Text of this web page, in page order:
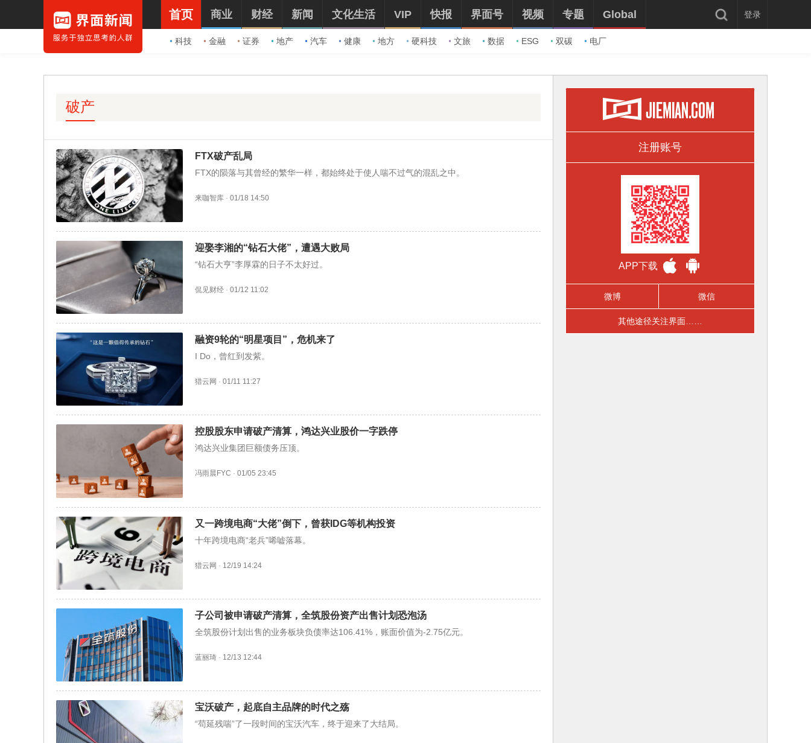
首页
科技 金融 证券 地产 汽车 健康 地方 硬科技 文旅 数据 ESG 双碳 电厂
商业 财经 新闻 文化生活 VIP 快报 界面号 视频 专题 Global 登录
破产
FTX破产乱局
FTX的陨落与其曾经的繁华一样，都始终处于使人喘不过气的混乱之中。
来咖智库 · 01/18 14:50
迎娶李湘的“钻石大佬”，遭遇大败局
“钻石大亨”李厚霖的日子不太好过。
侃见财经 · 01/12 11:02
融资9轮的“明星项目”，危机来了
I Do，曾红到发紫。
猎云网 · 01/11 11:27
控股股东申请破产清算，鸿达兴业股价一字跌停
鸿达兴业集团巨额债务压顶。
冯雨晨FYC · 01/05 23:45
又一跨境电商“大佬”倒下，曾获IDG等机构投资
十年跨境电商“老兵”唏嘘落幕。
猎云网 · 12/19 14:24
子公司被申请破产清算，全筑股份资产出售计划恐泡汤
全筑股份计划出售的业务板块负债率达106.41%，账面价值为-2.75亿元。
蓝丽琦 · 12/13 12:44
宝沃破产，起底自主品牌的时代之殇
“苟延残喘”了一段时间的宝沃汽车，终于迎来了大结局。
注册账号
APP下载
微博 微信
其他途径关注界面……